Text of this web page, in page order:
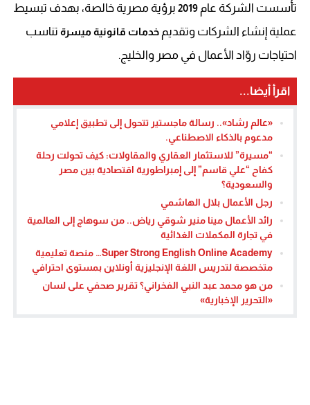
تأسست الشركة عام 2019برؤية مصرية خالصة، بهدف تبسيط
عملية إنشاء الشركات وتقديم خدمات قانونية ميسرةتناسب
احتياجات روّاد الأعمال في مصر والخليج.
اقرأ أيضا...
«عالم رشاد».. رسالة ماجستير تتحول إلى تطبيق إعلامي
مدعوم بالذكاء الاصطناعي.
“مسيرة” للاستثمار العقاري والمقاولات: كيف تحولت رحلة
كفاح “علي قاسم” إلى إمبراطورية اقتصادية بين مصر
والسعودية؟
رجل الأعمال بلال الهاشمي
رائد الأعمال مينا منير شوقي رياض.. من سوهاج إلى العالمية
في تجارة المكملات الغذائية
Super Strong English Online Academy… منصة تعليمية
متخصصة لتدريس اللغة الإنجليزية أونلاين بمستوى احترافي
من هو محمد عبد النبي الفخراني؟ تقرير صحفي على لسان
«التحرير الإخبارية»